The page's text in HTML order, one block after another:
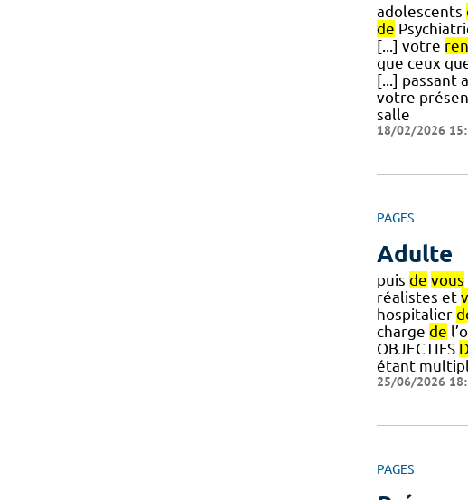
adolescents
de
[...] votre
que ceux
[...] passant
votre
salle
18/02/2026
PAGES
Adulte
puis de vous
réalistes et
hospitalier
charge de
OBJECTIFS
étant
25/06/2026
PAGES